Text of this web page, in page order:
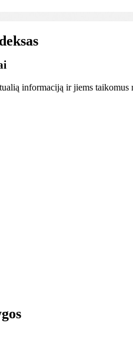
informaciją ir jiems taikomus